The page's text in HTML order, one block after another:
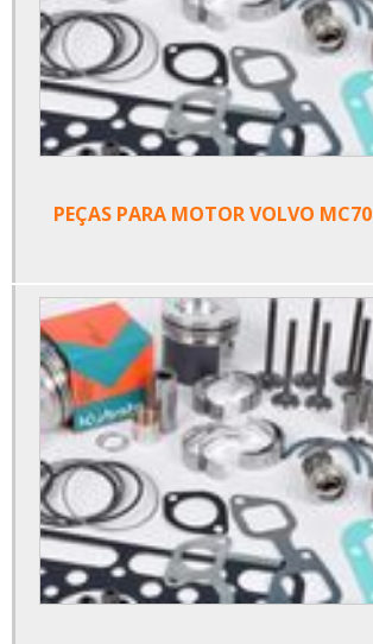
PEÇAS PARA MOTOR VOLVO MC70